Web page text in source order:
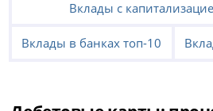
Вклады с
Вклады в банках топ-10